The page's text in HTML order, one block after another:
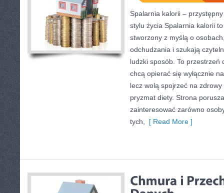
Spalarnia kalorii –
stylu życia Spalarnia kalorii
stworzony z myślą o
odchudzania i szukają
ludzki sposób. To przestrzeń
chcą opierać się wyłącznie
lecz wolą spojrzeć na
pryzmat diety. Strona
zainteresować zarówno
tych,
[ Read More ]